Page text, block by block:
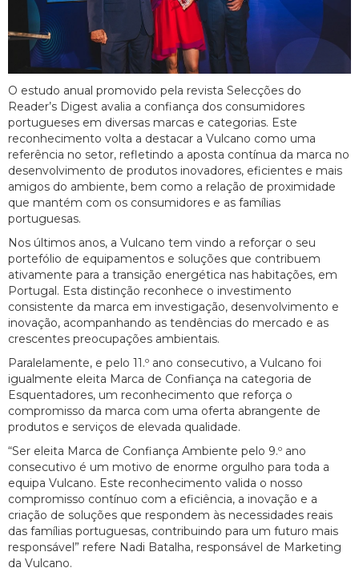
O estudo anual promovido pela revista Selecções do
Reader’s Digest avalia a confiança dos consumidores
portugueses em diversas marcas e categorias. Este
reconhecimento volta a destacar a Vulcano como uma
referência no setor, refletindo a aposta contínua da marca no
desenvolvimento de produtos inovadores, eficientes e mais
amigos do ambiente, bem como a relação de proximidade
que mantém com os consumidores e as famílias
portuguesas.
Nos últimos anos, a Vulcano tem vindo a reforçar o seu
portefólio de equipamentos e soluções que contribuem
ativamente para a transição energética nas habitações, em
Portugal. Esta distinção reconhece o investimento
consistente da marca em investigação, desenvolvimento e
inovação, acompanhando as tendências do mercado e as
crescentes preocupações ambientais.
Paralelamente, e pelo 11.º ano consecutivo, a Vulcano foi
igualmente eleita Marca de Confiança na categoria de
Esquentadores, um reconhecimento que reforça o
compromisso da marca com uma oferta abrangente de
produtos e serviços de elevada qualidade.
“Ser eleita Marca de Confiança Ambiente pelo 9.º ano
consecutivo é um motivo de enorme orgulho para toda a
equipa Vulcano. Este reconhecimento valida o nosso
compromisso contínuo com a eficiência, a inovação e a
criação de soluções que respondem às necessidades reais
das famílias portuguesas, contribuindo para um futuro mais
responsável” refere Nadi Batalha, responsável de Marketing
da Vulcano.